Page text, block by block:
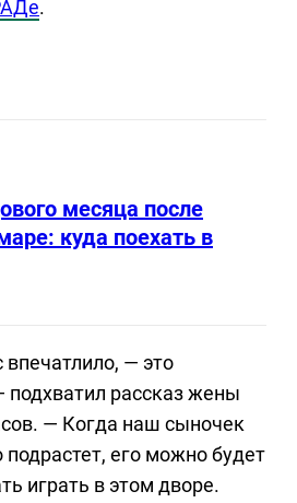
.
месяца после
куда поехать в
— это
рассказ жены
— Когда наш сыночек
его можно будет
играть в этом дворе.